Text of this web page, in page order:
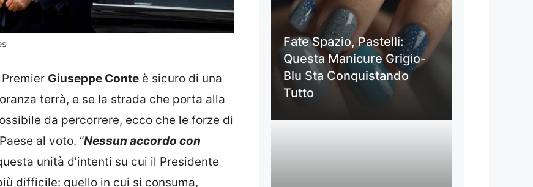
Giuseppe Conte è sicuro di una
terrà, e se la strada che porta alla
da percorrere, ecco che le forze di
al voto. “Nessun accordo con
unità d’intenti su cui il Presidente
difficile: quello in cui si consuma,
Fate Spazio, Pastelli:
Questa Manicure Grigio-
Blu Sta Conquistando
Tutto